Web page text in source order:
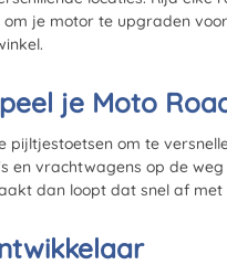
je motor te upgraden
je Moto
pijltjestoetsen om te
en vrachtwagens op de
dan loopt dat snel af met